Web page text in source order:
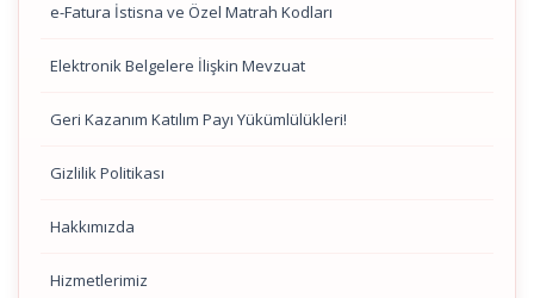
e-Fatura İstisna ve Özel Matrah Kodları
Elektronik Belgelere İlişkin Mevzuat
Geri Kazanım Katılım Payı Yükümlülükleri!
Gizlilik Politikası
Hakkımızda
Hizmetlerimiz